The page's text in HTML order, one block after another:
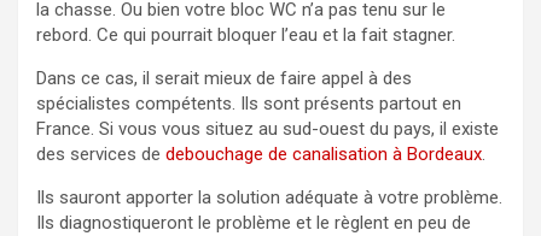
la chasse. Ou bien votre bloc WC n’a pas tenu sur le
rebord. Ce qui pourrait bloquer l’eau et la fait stagner.
Dans ce cas, il serait mieux de faire appel à des
spécialistes compétents. Ils sont présents partout en
France. Si vous vous situez au sud-ouest du pays, il existe
des services de debouchage de canalisation à Bordeaux.
Ils sauront apporter la solution adéquate à votre problème.
Ils diagnostiqueront le problème et le règlent en peu de